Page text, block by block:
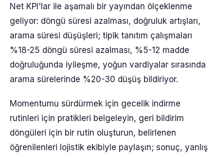
Net KPI'lar ile aşamalı bir yayından ölçeklenme
geliyor: döngü süresi azalması, doğruluk artışları,
arama süresi düşüşleri; tipik tanıtım çalışmaları
%18-25 döngü süresi azalması, %5-12 madde
doğruluğunda iyileşme, yoğun vardiyalar sırasında
arama sürelerinde %20-30 düşüş bildiriyor.
Momentumu sürdürmek için gecelik indirme
rutinleri için pratikleri belgeleyin, geri bildirim
döngüleri için bir rutin oluşturun, belirlenen
öğrenilenleri lojistik ekibiyle paylaşın; sonuç, yanlış